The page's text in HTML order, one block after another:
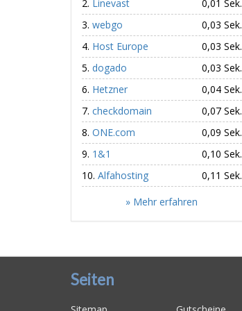
Linevast
0,01 Sek.
webgo
0,03 Sek.
Host Europe
0,03 Sek.
dogado
0,03 Sek.
Hetzner
0,04 Sek.
checkdomain
0,07 Sek.
ONE.com
0,09 Sek.
1&1
0,10 Sek.
Alfahosting
0,11 Sek.
» Mehr erfahren
Seiten